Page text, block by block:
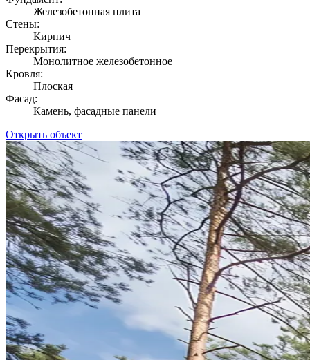
Железобетонная плита
Стены:
Кирпич
Перекрытия:
Монолитное железобетонное
Кровля:
Плоская
Фасад:
Камень, фасадные панели
Открыть объект